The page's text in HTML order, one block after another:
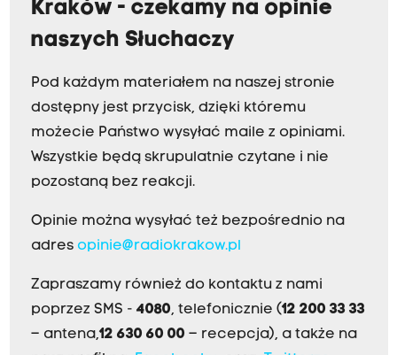
Kraków - czekamy na opinie
naszych Słuchaczy
Pod każdym materiałem na naszej stronie
dostępny jest przycisk, dzięki któremu
możecie Państwo wysyłać maile z opiniami.
Wszystkie będą skrupulatnie czytane i nie
pozostaną bez reakcji.
Opinie można wysyłać też bezpośrednio na
adres opinie@radiokrakow.pl
Zapraszamy również do kontaktu z nami
poprzez SMS - 4080, telefonicznie (12 200 33 33
– antena,12 630 60 00 – recepcja), a także na